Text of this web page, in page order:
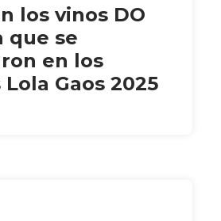
los vinos DO
que se
en los
Gaos 2025